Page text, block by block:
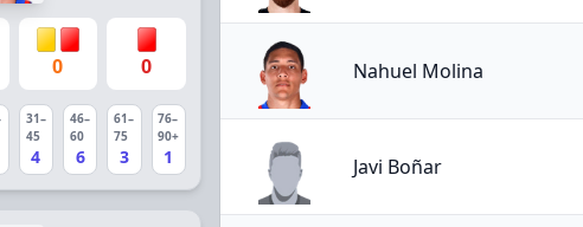
0 0
31–
45
4
46–
60
6
61–
75
3
76–
90+
1
Nahuel Molina
Javi Boñar